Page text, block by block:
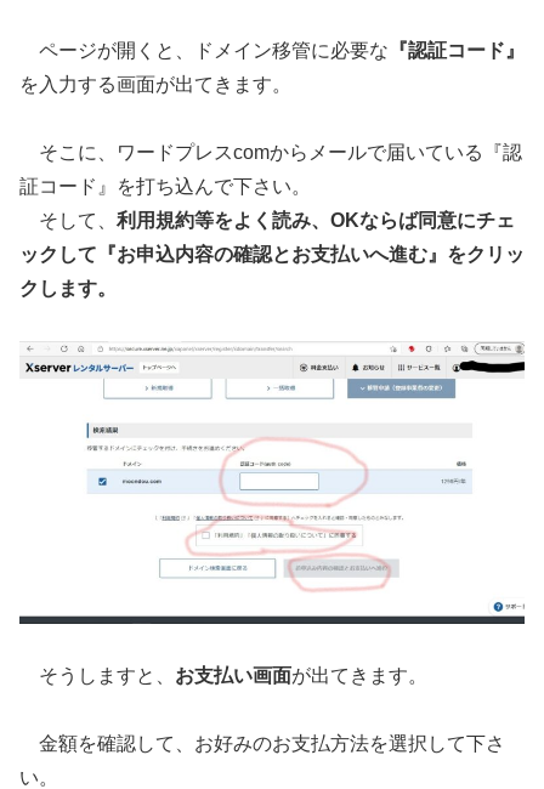
ページが開くと、ドメイン移管に必要な 『認証コード』
を入力する画面が出てきます。
そこに、ワードプレスcomからメールで届いている『認
証コード』を打ち込んで下さい。
そして、 利用規約等をよく読み、OKならば同意にチェ
ックして『お申込内容の確認とお支払いへ進む』をクリッ
クします。
そうしますと、 お支払い画面が出てきます。
金額を確認して、お好みのお支払方法を選択して下さ
い。